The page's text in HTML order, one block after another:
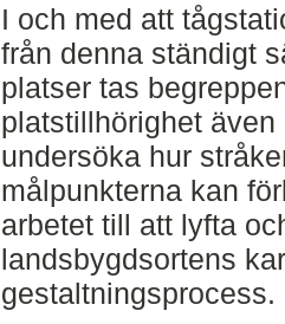
I och med att
från denna ständigt
platser tas
platstillhörighet
undersöka hur
målpunkterna kan
arbetet till att lyfta
landsbygdsortens
gestaltningsprocess.